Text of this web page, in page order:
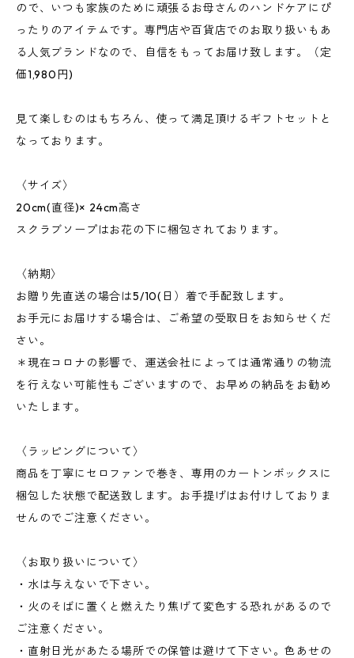
ので、いつも家族のために頑張るお母さんのハンドケアにぴ
ったりのアイテムです。専門店や百貨店でのお取り扱いもあ
る人気ブランドなので、自信をもってお届け致します。（定
価1,980円)
見て楽しむのはもちろん、使って満足頂けるギフトセットと
なっております。
〈サイズ〉
20cm(直径)× 24cm高さ
スクラブソープはお花の下に梱包されております。
〈納期〉
お贈り先直送の場合は5/10(日）着で手配致します。
お手元にお届けする場合は、ご希望の受取日をお知らせくだ
さい。
＊現在コロナの影響で、運送会社によっては通常通りの物流
を行えない可能性もございますので、お早めの納品をお勧め
いたします。
〈ラッピングについて〉
商品を丁寧にセロファンで巻き、専用のカートンボックスに
梱包した状態で配送致します。お手提げはお付けしておりま
せんのでご注意ください。
〈お取り扱いについて〉
・水は与えないで下さい。
・火のそばに置くと燃えたり焦げて変色する恐れがあるので
ご注意ください。
・直射日光があたる場所での保管は避けて下さい。色あせの